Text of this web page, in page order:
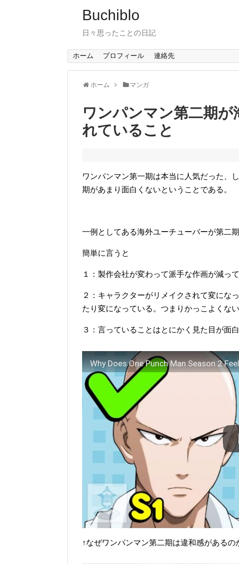
Buchiblo
日々思ったことの日記
ホーム プロフィール 連絡先
ホーム マンガ
ワンパンマン第二期
れていること
ワンパンマン第一期は本当に人気だった、
期があまり面白くないということである。
一例としてある海外ユーチューバーが第二
簡単に言うと
１：製作会社が変わって派手な作画が減っ
２：キャラクターがリメイクされて変にな
たり変になっている。つまりかっこよくない
３：言っていることはとにかく見た目が面
↑なぜワンパンマン第二期は違和感があるの